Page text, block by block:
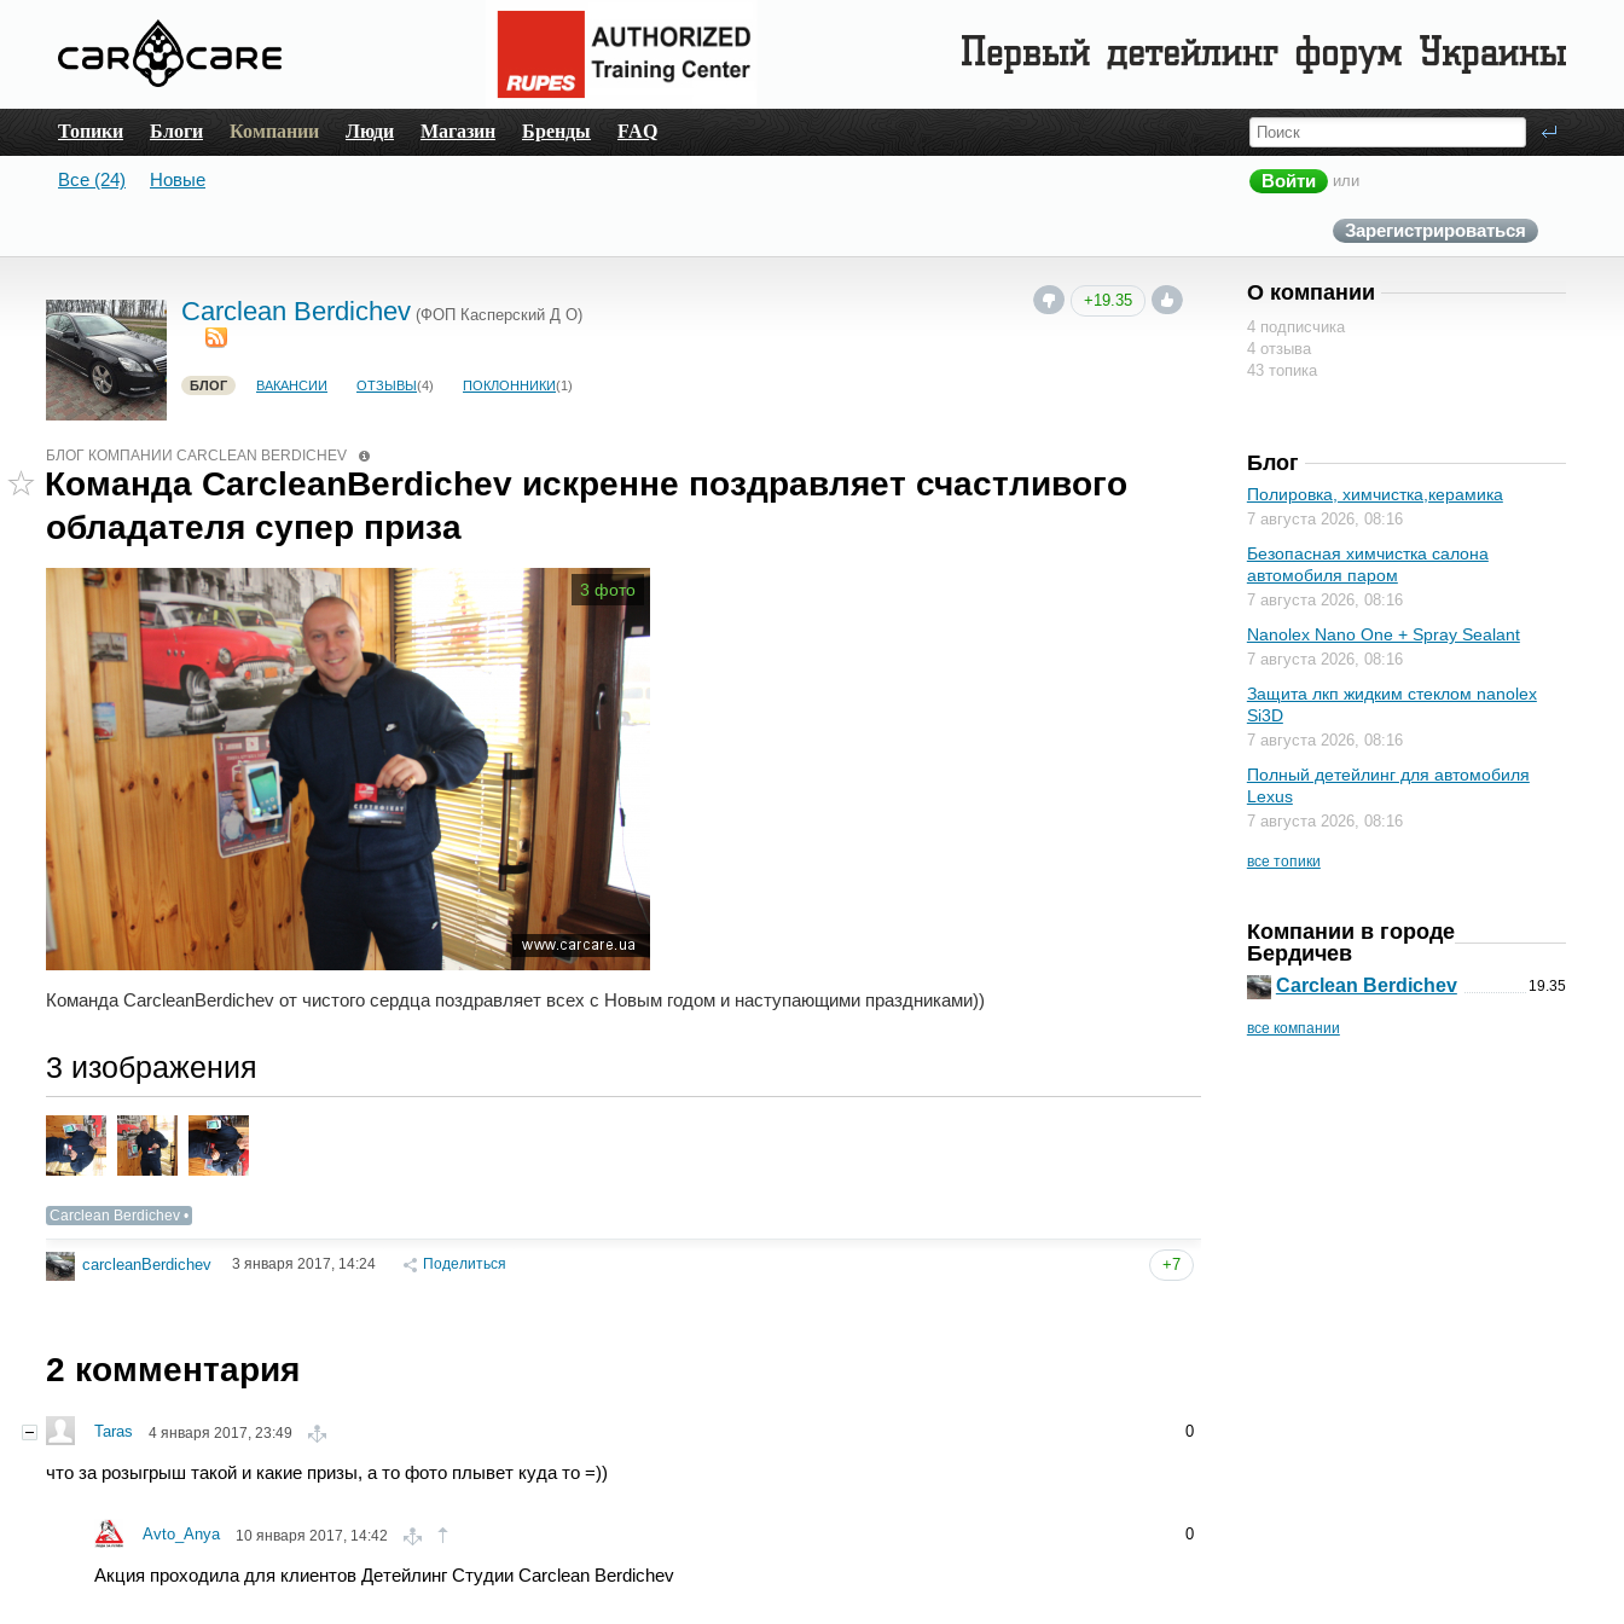
Топики Блоги Компании Люди Магазин Бренды FAQ
Войти или
Зарегистрироваться
Все (24) Новые
О компании
4 подписчика
4 отзыва
43 топика
Блог
Полировка, химчистка,керамика
7 августа 2026, 08:16
Безопасная химчистка салона
автомобиля паром
7 августа 2026, 08:16
Nanolex Nano One + Spray Sealant
7 августа 2026, 08:16
Защита лкп жидким стеклом nanolex
Si3D
7 августа 2026, 08:16
Полный детейлинг для автомобиля
Lexus
7 августа 2026, 08:16
все топики
Компании в городе
Бердичев
Carclean Berdichev 19.35
все компании
+19.35
Carclean Berdichev (ФОП Касперский Д О)
БЛОГ ВАКАНСИИ ОТЗЫВЫ(4) ПОКЛОННИКИ(1)
БЛОГ КОМПАНИИ CARCLEAN BERDICHEV
Команда CarcleanBerdichev искренне поздравляет счастливого
обладателя супер приза
3 фото
Команда CarcleanBerdichev от чистого сердца поздравляет всех с Новым годом и наступающими праздниками))
3 изображения
Carclean Berdichev
carcleanBerdichev 3 января 2017, 14:24 Поделиться +7
2 комментария
Taras 4 января 2017, 23:49 0
что за розыгрыш такой и какие призы, а то фото плывет куда то =))
Avto_Anya 10 января 2017, 14:42 0
Акция проходила для клиентов Детейлинг Студии Carclean Berdichev